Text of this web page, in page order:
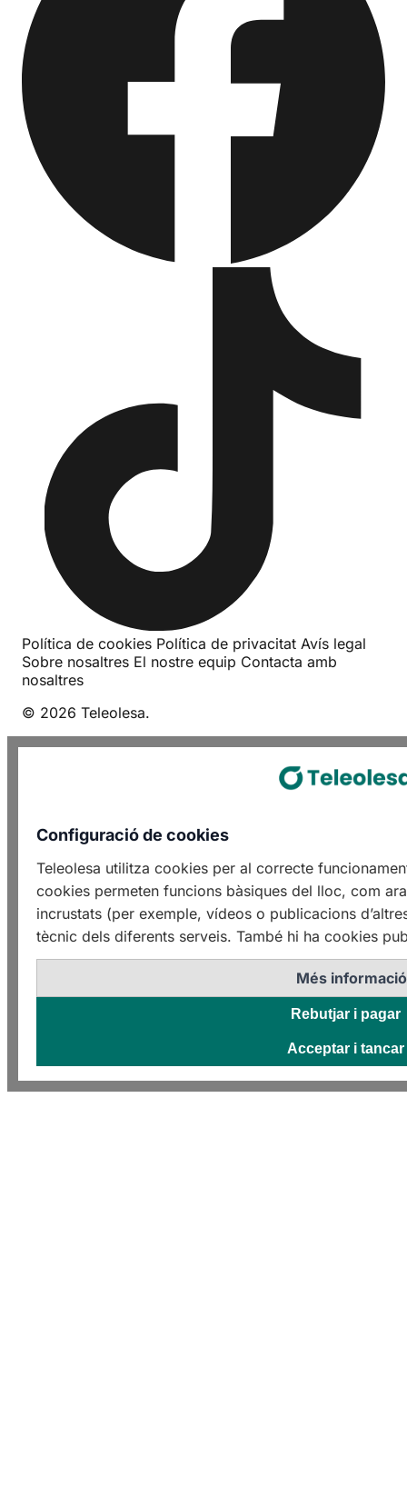
Política de cookies Política de privacitat Avís legal
Sobre nosaltres El nostre equip Contacta amb
nosaltres
© 2026 Teleolesa.
Configuració de cookies
Teleolesa utilitza cookies per al correcte
cookies permeten funcions bàsiques del lloc, com
incrustats (per exemple, vídeos o publicacions
tècnic dels diferents serveis. També hi ha cookies
Més
Rebutjar i pagar
Acceptar i tancar